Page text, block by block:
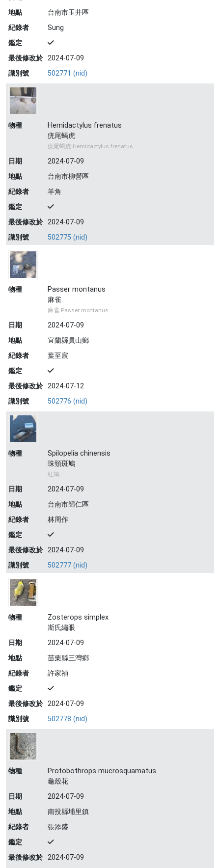
地點
台南市玉井區
紀錄者
Sung
鑑定
最後修改於 2024-07-09
識別號
502771 (nid)
物種
Hemidactylus frenatus
疣尾蝎虎
疣尾蝎虎 Hemidactylus frenatus
日期
2024-07-09
地點
台南市柳營區
紀錄者
羊角
鑑定
最後修改於 2024-07-09
識別號
502775 (nid)
物種
Passer montanus
麻雀
麻雀 Passer montanus
日期
2024-07-09
地點
宜蘭縣員山鄉
紀錄者
葉至宸
鑑定
最後修改於 2024-07-12
識別號
502776 (nid)
物種
Spilopelia chinensis
珠頸斑鳩
紅鳩
日期
2024-07-09
地點
台南市歸仁區
紀錄者
林周作
鑑定
最後修改於 2024-07-09
識別號
502777 (nid)
物種
Zosterops simplex
斯氏繡眼
日期
2024-07-09
地點
苗栗縣三灣鄉
紀錄者
許家禎
鑑定
最後修改於 2024-07-09
識別號
502778 (nid)
物種
Protobothrops mucrosquamatus
龜殼花
日期
2024-07-09
地點
南投縣埔里鎮
紀錄者
張添盛
鑑定
最後修改於 2024-07-09